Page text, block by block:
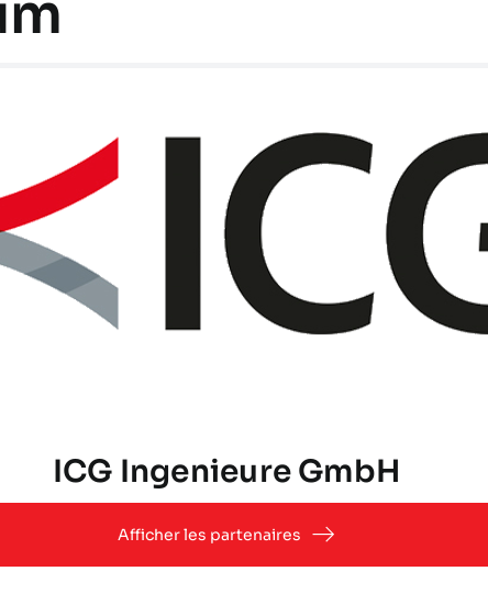
ICG Ingenieure GmbH
Afficher les partenaires